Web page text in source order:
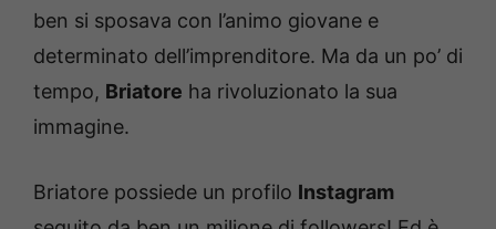
ben si sposava con l’animo giovane e
determinato dell’imprenditore. Ma da un po’ di
tempo, Briatore ha rivoluzionato la sua
immagine.
Briatore possiede un profilo Instagram